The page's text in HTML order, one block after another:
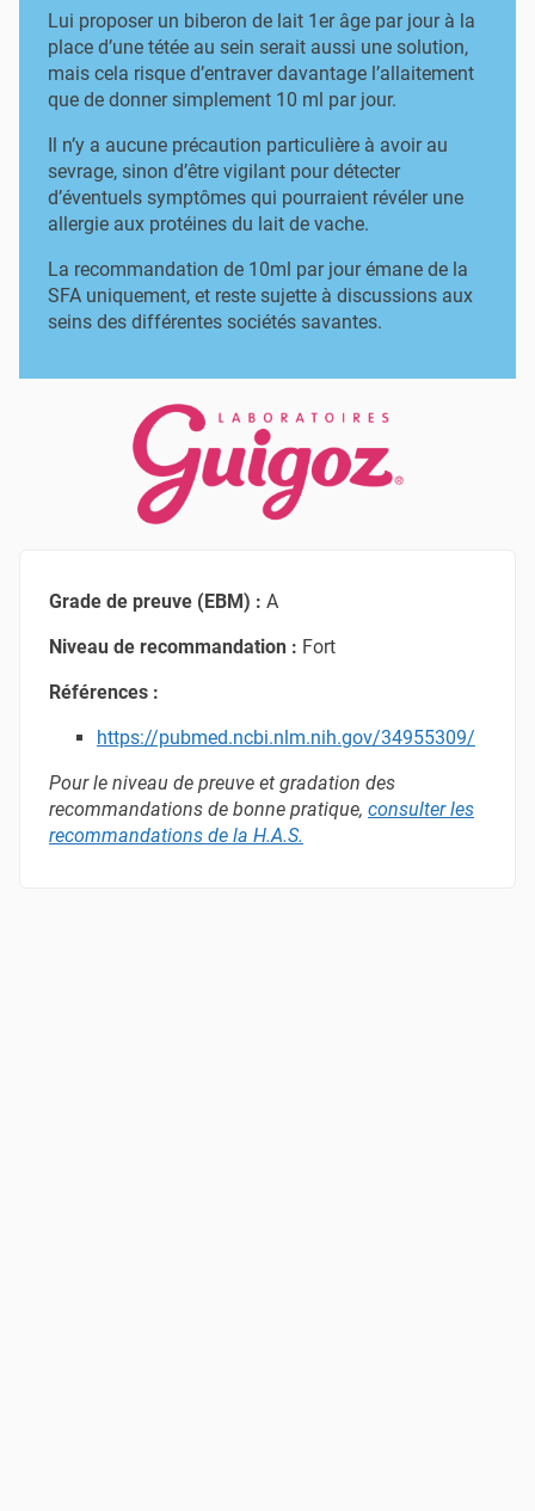
Lui proposer un biberon de lait 1er âge par jour à la
place d’une tétée au sein serait aussi une solution,
mais cela risque d’entraver davantage l’allaitement
que de donner simplement 10 ml par jour.
Il n’y a aucune précaution particulière à avoir au
sevrage, sinon d’être vigilant pour détecter
d’éventuels symptômes qui pourraient révéler une
allergie aux protéines du lait de vache.
La recommandation de 10ml par jour émane de la
SFA uniquement, et reste sujette à discussions aux
seins des différentes sociétés savantes.
Grade de preuve (EBM) : A
Niveau de recommandation : Fort
Références :
https://pubmed.ncbi.nlm.nih.gov/34955309/
Pour le niveau de preuve et gradation des
recommandations de bonne pratique, consulter les
recommandations de la H.A.S.